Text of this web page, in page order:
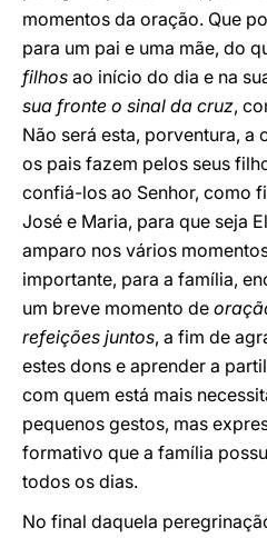
momentos da oração. Que
para um pai e uma mãe, do
filhos ao início do dia e na
sua fronte o sinal da cruz,
Não será esta, porventura, a
os pais fazem pelos seus
confiá-los ao Senhor, como
José e Maria, para que seja
amparo nos vários
importante, para a família,
um breve momento de
refeições juntos, a fim de
estes dons e aprender a
com quem está mais
pequenos gestos, mas
formativo que a família
todos os dias.
No final daquela